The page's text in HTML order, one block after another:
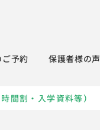
予約 保護者様の声
間割・入学資料等）